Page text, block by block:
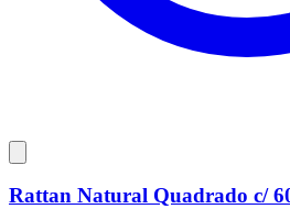
Rattan Natural Quadrado c/